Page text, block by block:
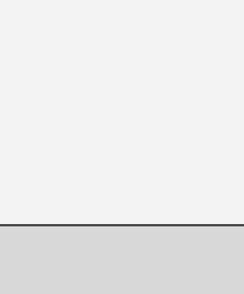
[Mo5] Deux inédits du
[GK] Le beat'em up The
[GK] Endless Legend 2 :
[LS] [PS5] Premiers